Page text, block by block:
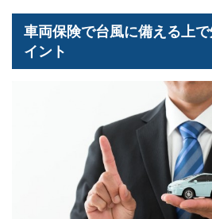
車両保険で台風に備える上
イント